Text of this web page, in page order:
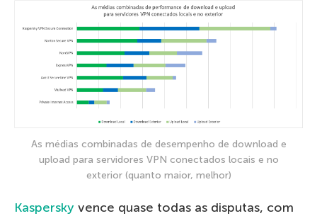
As médias combinadas de desempenho de download e
upload para servidores VPN conectados locais e no
exterior (quanto maior, melhor)
Kaspersky vence quase todas as disputas, com